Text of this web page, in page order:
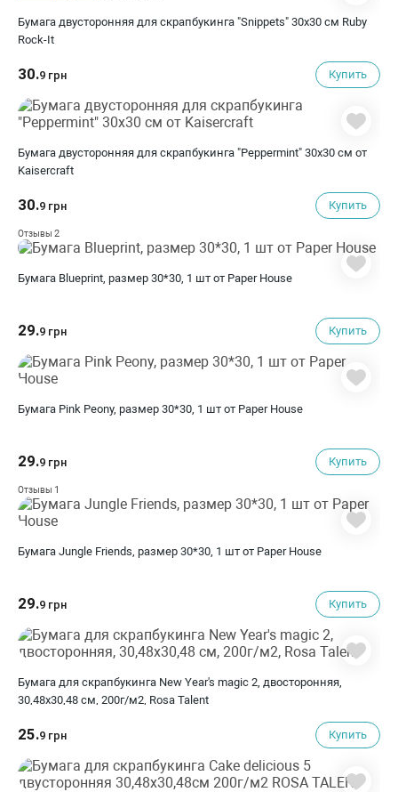
Бумага двусторонняя для скрапбукинга "Snippets" 30х30 см Ruby
Rock-It
30.9 грн Купить
Бумага двусторонняя для скрапбукинга "Peppermint" 30х30 см от
Kaisercraft
30.9 грн Купить
Отзывы 2
Бумага Blueprint, размер 30*30, 1 шт от Paper House
29.9 грн Купить
Бумага Pink Peony, размер 30*30, 1 шт от Paper House
29.9 грн Купить
Отзывы 1
Бумага Jungle Friends, размер 30*30, 1 шт от Paper House
29.9 грн Купить
Бумага для скрапбукинга New Year's magic 2, двосторонняя,
30,48х30,48 см, 200г/м2, Rosa Talent
25.9 грн Купить